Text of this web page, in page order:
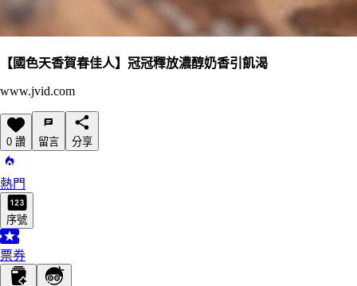
【國色天香賀春佳人】冠冠釋放濃醇奶香引飢渴
www.jvid.com
0 讚 留言 分享
熱門
序號
票券